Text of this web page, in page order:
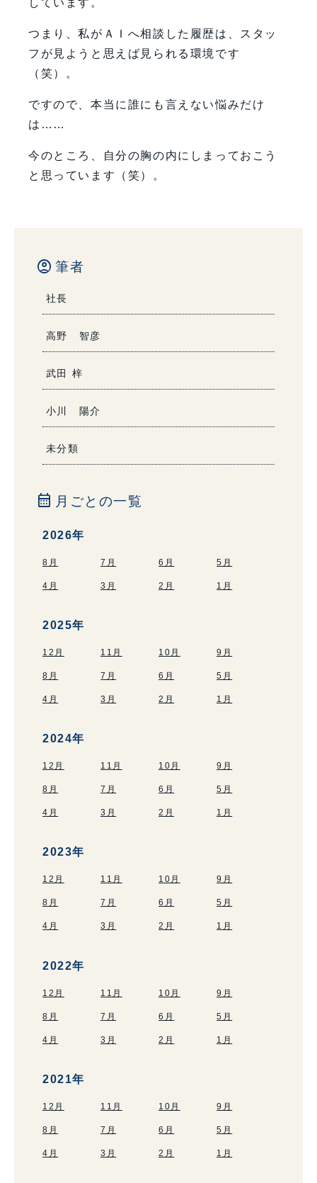
しています。
つまり、私がＡＩへ相談した履歴は、スタッ
フが見ようと思えば見られる環境です
（笑）。
ですので、本当に誰にも言えない悩みだけ
は……
今のところ、自分の胸の内にしまっておこう
と思っています（笑）。
account_circle 筆者
社長
高野 智彦
武田 梓
小川 陽介
未分類
calendar_month 月ごとの一覧
2026年
8月 7月 6月 5月
4月 3月 2月 1月
2025年
12月 11月 10月 9月
8月 7月 6月 5月
4月 3月 2月 1月
2024年
12月 11月 10月 9月
8月 7月 6月 5月
4月 3月 2月 1月
2023年
12月 11月 10月 9月
8月 7月 6月 5月
4月 3月 2月 1月
2022年
12月 11月 10月 9月
8月 7月 6月 5月
4月 3月 2月 1月
2021年
12月 11月 10月 9月
8月 7月 6月 5月
4月 3月 2月 1月